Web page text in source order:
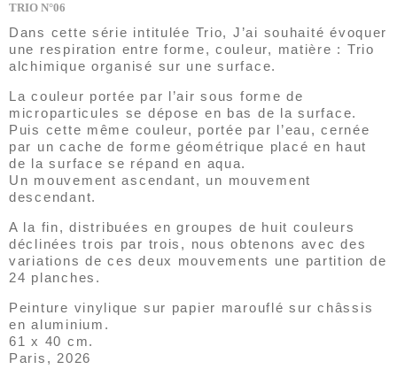
TRIO N°06
Dans cette série intitulée Trio, J’ai souhaité évoquer
une respiration entre forme, couleur, matière : Trio
alchimique organisé sur une surface.
La couleur portée par l’air sous forme de
microparticules se dépose en bas de la surface.
Puis cette même couleur, portée par l’eau, cernée
par un cache de forme géométrique placé en haut
de la surface se répand en aqua.
Un mouvement ascendant, un mouvement
descendant.
A la fin, distribuées en groupes de huit couleurs
déclinées trois par trois, nous obtenons avec des
variations de ces deux mouvements une partition de
24 planches.
Peinture vinylique sur papier marouflé sur châssis
en aluminium.
61 x 40 cm.
Paris, 2026